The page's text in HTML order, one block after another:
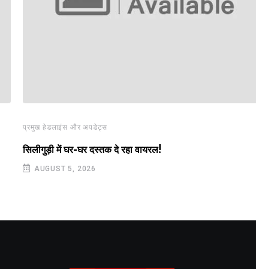
प्रमुख हेडलाइंस और अपडेट्स
सिलीगुड़ी में घर-घर दस्तक दे रहा वायरल!
AUGUST 5, 2026